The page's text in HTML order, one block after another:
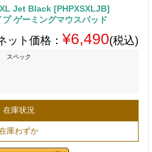
Jet Black [PHPXSXLJB]
ゲーミングマウスパッド
ット価格： ¥6,490(税込)
スペック
在庫状況
庫わずか